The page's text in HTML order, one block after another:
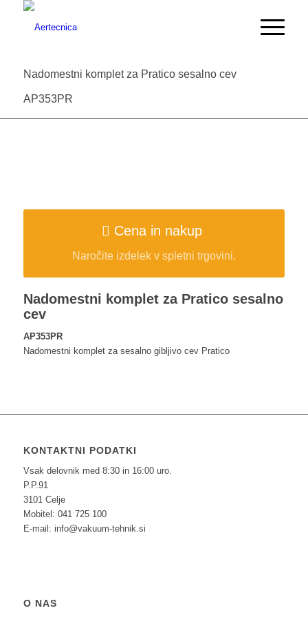
Nadomestni komplet za Pratico sesalno cev
AP353PR
Cena in nakup
Naročite izdelek v spletni trgovini.
Nadomestni komplet za Pratico sesalno
cev
AP353PR
Nadomestni komplet za sesalno gibljivo cev Pratico
KONTAKTNI PODATKI
Vsak delovnik med 8:30 in 16:00 uro.
P.P.91
3101 Celje
Mobitel: 041 725 100
E-mail: info@vakuum-tehnik.si
O NAS